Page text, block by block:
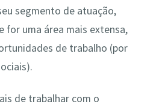
segmento de atuação,
for uma área mais extensa,
de trabalho (por
de trabalhar com o